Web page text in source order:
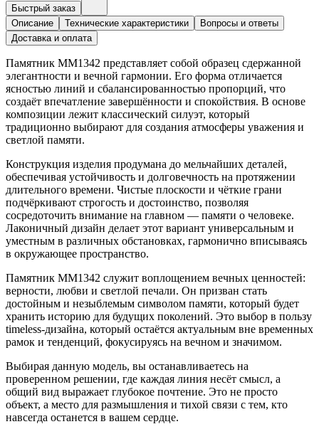
Быстрый заказ
Описание
Технические характеристики
Вопросы и ответы
Доставка и оплата
Памятник ММ1342 представляет собой образец сдержанной
элегантности и вечной гармонии. Его форма отличается
ясностью линий и сбалансированностью пропорций, что
создаёт впечатление завершённости и спокойствия. В основе
композиции лежит классический силуэт, который
традиционно выбирают для создания атмосферы уважения и
светлой памяти.
Конструкция изделия продумана до мельчайших деталей,
обеспечивая устойчивость и долговечность на протяжении
длительного времени. Чистые плоскости и чёткие грани
подчёркивают строгость и достоинство, позволяя
сосредоточить внимание на главном — памяти о человеке.
Лаконичный дизайн делает этот вариант универсальным и
уместным в различных обстановках, гармонично вписываясь
в окружающее пространство.
Памятник ММ1342 служит воплощением вечных ценностей:
верности, любви и светлой печали. Он призван стать
достойным и незыблемым символом памяти, который будет
хранить историю для будущих поколений. Это выбор в пользу
timeless-дизайна, который остаётся актуальным вне временных
рамок и тенденций, фокусируясь на вечном и значимом.
Выбирая данную модель, вы останавливаетесь на
проверенном решении, где каждая линия несёт смысл, а
общий вид выражает глубокое почтение. Это не просто
объект, а место для размышления и тихой связи с тем, кто
навсегда останется в вашем сердце.